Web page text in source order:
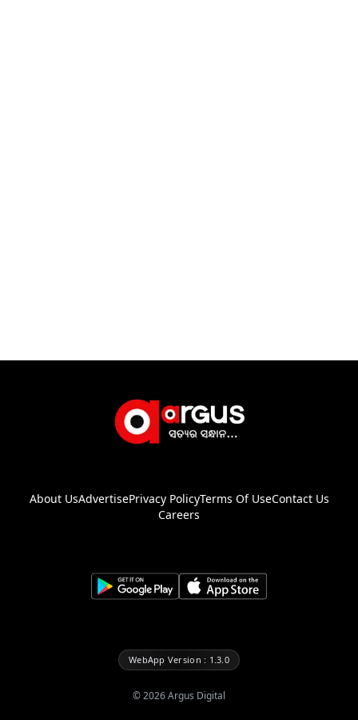
About UsAdvertisePrivacy PolicyTerms Of UseContact Us
Careers
WebApp Version : 1.3.0
©2026Argus Digital